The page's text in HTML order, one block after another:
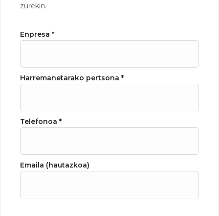
zurekin.
Enpresa *
Harremanetarako pertsona *
Telefonoa *
Emaila (hautazkoa)